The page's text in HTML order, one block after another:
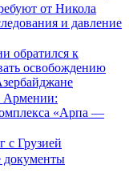
от Никола
и давление
обратился к
освобождению
Армении:
«Арпа —
с Грузией
документы